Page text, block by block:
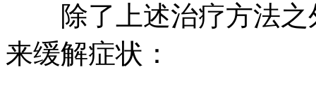
除了上述治疗方法之
来缓解症状：